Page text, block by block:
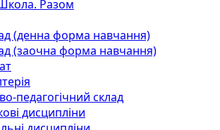
Разом
(денна форма навчання)
(заочна форма навчання)
педагогічний склад
дисципліни